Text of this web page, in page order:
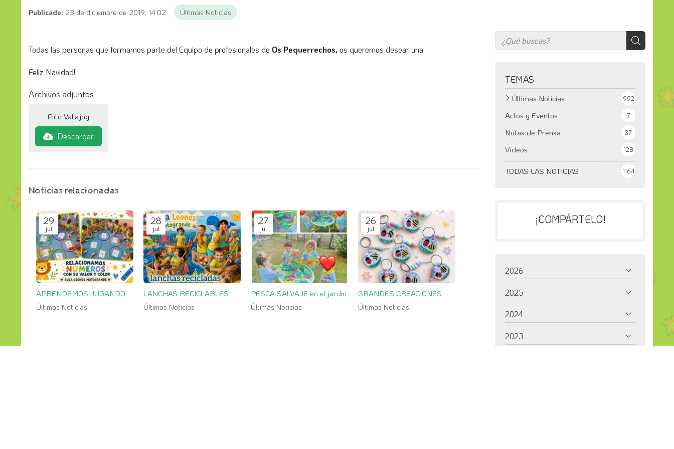
Publicado: 23 de diciembre de 2019, 14:02 Últimas Noticias
TEMAS
TODAS LAS NOTICIAS 1164
Últimas Noticias 992
Actos y Eventos 7
Notas de Prensa 37
Videos 128
Todas las personas que formamos parte del Equipo de profesionales de Os Pequerrechos, os queremos desear una
Feliz Navidad!
Archivos adjuntos
Foto Valla.jpg
Descargar
Noticias relacionadas
29
jul
APRENDEMOS JUGANDO
Últimas Noticias
28
jul
LANCHAS RECICLABLES
Últimas Noticias
27
jul
PESCA SALVAJE en el jardin
Últimas Noticias
26
jul
GRANDES CREACIONES
Últimas Noticias
¡COMPÁRTELO!
2026
2025
2024
2023